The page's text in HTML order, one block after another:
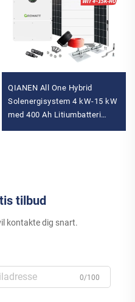
QIANEN All One Hybrid
Solenergisystem 4 kW-15 kW
med 400 Ah Litiumbatteri
tilbud
kontakte dig snart.
0/100